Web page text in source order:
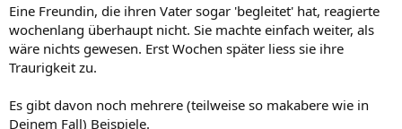
Eine Freundin, die ihren Vater sogar 'begleitet' hat, reagierte
wochenlang überhaupt nicht. Sie machte einfach weiter, als
wäre nichts gewesen. Erst Wochen später liess sie ihre
Traurigkeit zu.
Es gibt davon noch mehrere (teilweise so makabere wie in
Deinem Fall) Beispiele.